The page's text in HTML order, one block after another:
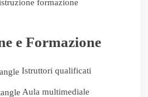
e Formazione
Istruttori qualificati
Aula multimediale